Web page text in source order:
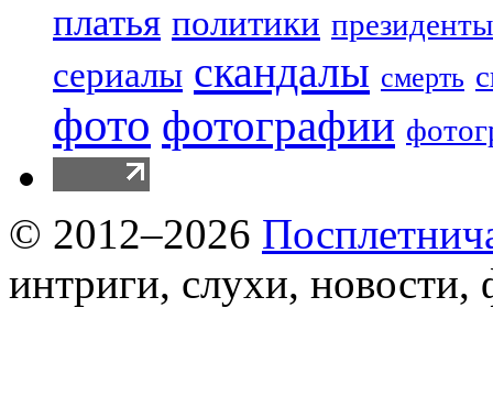
платья политики президенты
сериалы скандалы смерть
фото фотографии
© 2012–2026
интриги, слухи, новости,